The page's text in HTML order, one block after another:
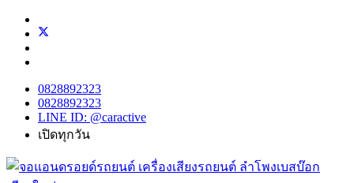
0828892323
0828892323
LINE ID: @caractive
เปิดทุกวัน